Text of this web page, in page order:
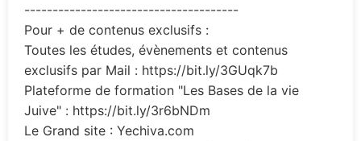
--------------------------------------
Pour + de contenus exclusifs :
Toutes les études, évènements et contenus
exclusifs par Mail : https://bit.ly/3GUqk7b
Plateforme de formation "Les Bases de la vie
Juive" : https://bit.ly/3r6bNDm
Le Grand site : Yechiva.com